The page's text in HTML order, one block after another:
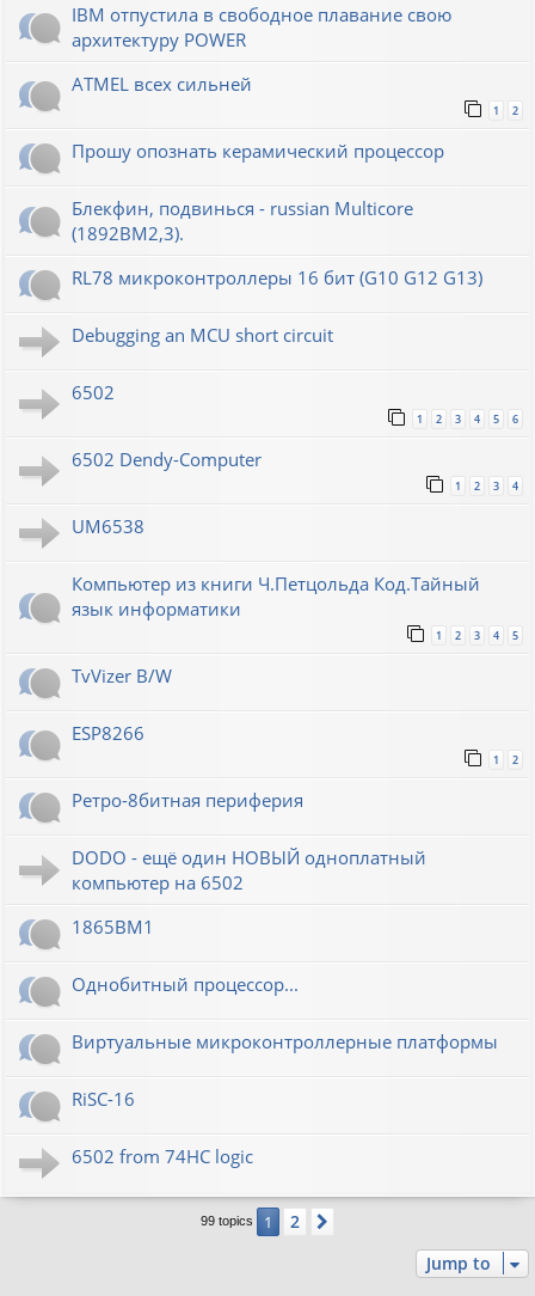
IBM отпустила в свободное плавание свою
архитектуру POWER
ATMEL всех сильней
1 2
Прошу опознать керамический процессор
Блекфин, подвинься - russian Multicore
(1892ВМ2,3).
RL78 микроконтроллеры 16 бит (G10 G12 G13)
Debugging an MCU short circuit
6502
1 2 3 4 5 6
6502 Dendy-Computer
1 2 3 4
UM6538
Компьютер из книги Ч.Петцольда Код.Тайный
язык информатики
1 2 3 4 5
TvVizer B/W
ESP8266
1 2
Ретро-8битная периферия
DODO - ещё один НОВЫЙ одноплатный
компьютер на 6502
1865ВМ1
Однобитный процессор...
Виртуальные микроконтроллерные платформы
RiSC-16
6502 from 74HC logic
99 topics 1 2
Jump to